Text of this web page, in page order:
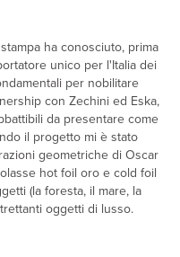
ha conosciuto, prima
unico per l'Italia dei
per nobilitare
con Zechini ed Eska,
da presentare come
il progetto mi è stato
geometriche di Oscar
hot foil oro e cold foil
(la foresta, il mare, la
oggetti di lusso.